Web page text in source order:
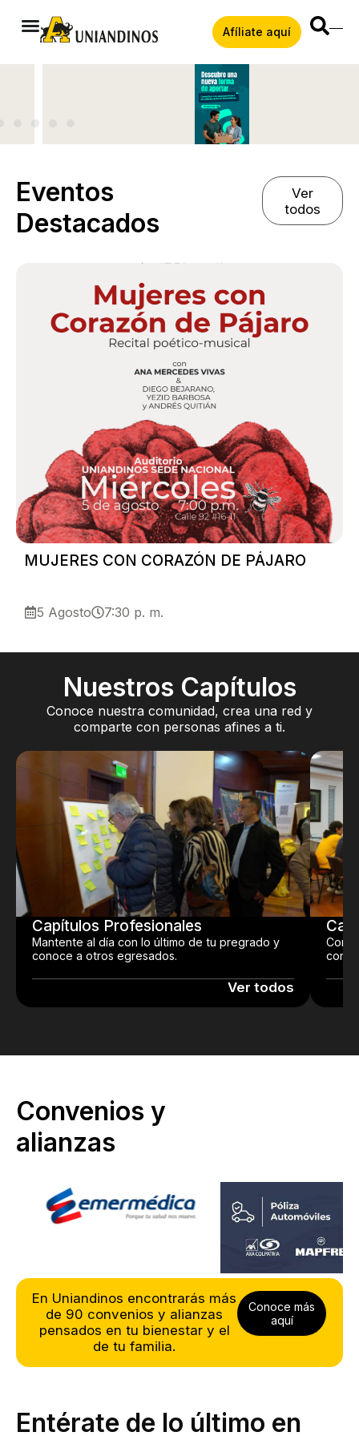
Afíliate aquí
Eventos
Destacados
Ver
todos
MUJERES CON CORAZÓN DE PÁJARO
5 Agosto 7:30 p. m.
Nuestros Capítulos
Conoce nuestra comunidad, crea una red y
comparte con personas afines a ti.
Capítulos Profesionales
Mantente al día con lo último de tu pregrado y
conoce a otros egresados.
Ver todos
Convenios y
alianzas
En Uniandinos encontrarás más
de 90 convenios y alianzas
pensados en tu bienestar y el
de tu familia.
Conoce más
aquí
Entérate de lo último en